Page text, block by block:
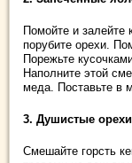
Помойте и залейте
порубите орехи.
Порежьте
Наполните этой
меда. Поставьте в
3. Душистые орехи
Смешайте горсть